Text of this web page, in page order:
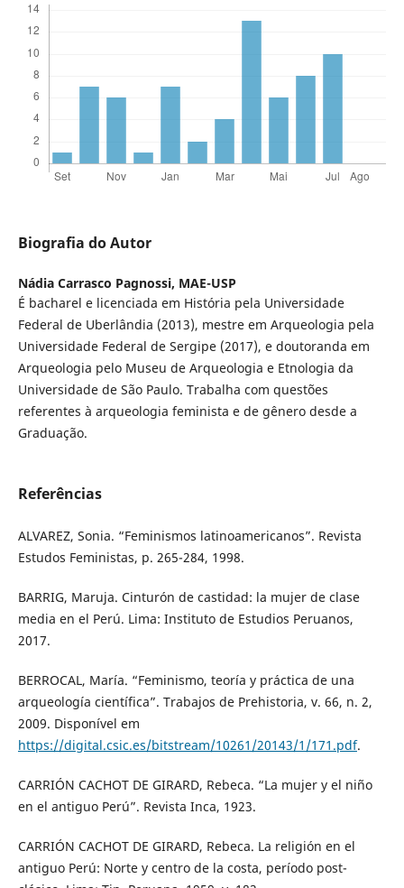
Biografia do Autor
Nádia Carrasco Pagnossi, MAE-USP
É bacharel e licenciada em História pela Universidade
Federal de Uberlândia (2013), mestre em Arqueologia pela
Universidade Federal de Sergipe (2017), e doutoranda em
Arqueologia pelo Museu de Arqueologia e Etnologia da
Universidade de São Paulo. Trabalha com questões
referentes à arqueologia feminista e de gênero desde a
Graduação.
Referências
ALVAREZ, Sonia. “Feminismos latinoamericanos”. Revista
Estudos Feministas, p. 265-284, 1998.
BARRIG, Maruja. Cinturón de castidad: la mujer de clase
media en el Perú. Lima: Instituto de Estudios Peruanos,
2017.
BERROCAL, María. “Feminismo, teoría y práctica de una
arqueología científica”. Trabajos de Prehistoria, v. 66, n. 2,
2009. Disponível em
https://digital.csic.es/bitstream/10261/20143/1/171.pdf.
CARRIÓN CACHOT DE GIRARD, Rebeca. “La mujer y el niño
en el antiguo Perú”. Revista Inca, 1923.
CARRIÓN CACHOT DE GIRARD, Rebeca. La religión en el
antiguo Perú: Norte y centro de la costa, período post-